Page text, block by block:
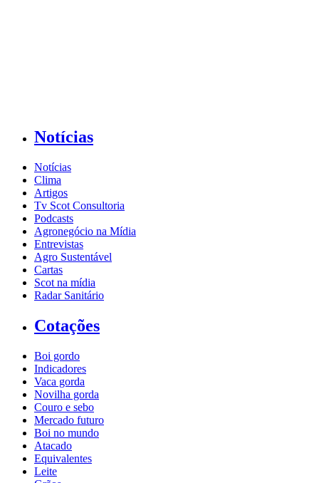
Notícias
Notícias
Clima
Artigos
Tv Scot Consultoria
Podcasts
Agronegócio na Mídia
Entrevistas
Agro Sustentável
Cartas
Scot na mídia
Radar Sanitário
Cotações
Boi gordo
Indicadores
Vaca gorda
Novilha gorda
Couro e sebo
Mercado futuro
Boi no mundo
Atacado
Equivalentes
Leite